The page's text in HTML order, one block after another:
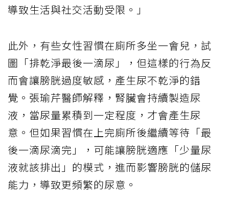
導致生活與社交活動受限。」
此外，有些女性習慣在廁所多坐一會兒，試
圖「排乾淨最後一滴尿」，但這樣的行為反
而會讓膀胱過度敏感，產生尿不乾淨的錯
覺。張瑜芹醫師解釋，腎臟會持續製造尿
液，當尿量累積到一定程度，才會產生尿
意。但如果習慣在上完廁所後繼續等待「最
後一滴尿滴完」，可能讓膀胱適應「少量尿
液就該排出」的模式，進而影響膀胱的儲尿
能力，導致更頻繁的尿意。